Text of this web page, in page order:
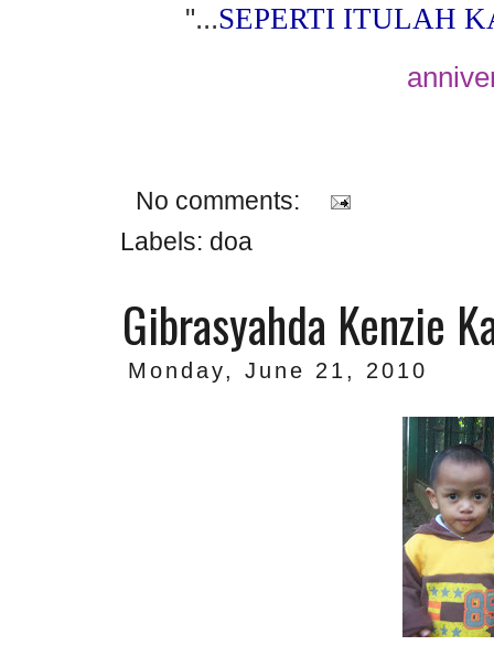
"...SEPERTI ITULAH
No comments:
Labels: doa
Gibrasyahda Kenzie
Monday, June 21, 2010